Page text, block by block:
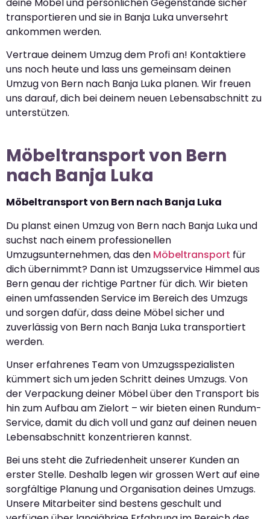
transportieren und sie in Banja Luka unversehrt
ankommen werden.
Vertraue deinem Umzug dem Profi an! Kontaktiere
uns noch heute und lass uns gemeinsam deinen
Umzug von Bern nach Banja Luka planen. Wir freuen
uns darauf, dich bei deinem neuen Lebensabschnitt zu
unterstützen.
Möbeltransport von Bern
nach Banja Luka
Möbeltransport von Bern nach Banja Luka
Du planst einen Umzug von Bern nach Banja Luka und
suchst nach einem professionellen
Umzugsunternehmen, das den Möbeltransport für
dich übernimmt? Dann ist Umzugsservice Himmel aus
Bern genau der richtige Partner für dich. Wir bieten
einen umfassenden Service im Bereich des Umzugs
und sorgen dafür, dass deine Möbel sicher und
zuverlässig von Bern nach Banja Luka transportiert
werden.
Unser erfahrenes Team von Umzugsspezialisten
kümmert sich um jeden Schritt deines Umzugs. Von
der Verpackung deiner Möbel über den Transport bis
hin zum Aufbau am Zielort – wir bieten einen Rundum-
Service, damit du dich voll und ganz auf deinen neuen
Lebensabschnitt konzentrieren kannst.
Bei uns steht die Zufriedenheit unserer Kunden an
erster Stelle. Deshalb legen wir grossen Wert auf eine
sorgfältige Planung und Organisation deines Umzugs.
Unsere Mitarbeiter sind bestens geschult und